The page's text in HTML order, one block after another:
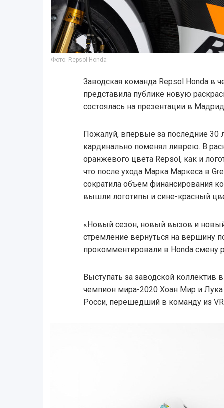
Фото: Repsol Honda
Заводская команда Repsol Honda в
представила публике новую
состоялась на презентации в
Пожалуй, впервые за последние 30
кардинально поменял ливрею. В
оранжевого цвета Repsol, как и
что после ухода Марка Маркеса в
сократила объем финансирования
вышли логотипы и сине-красный
«Новый сезон, новый вызов и
стремление вернуться на вершину
прокомментировали в Honda смену
Выступать за заводской коллектив
чемпион мира-2020 Хоан Мир и
Росси, перешедший в команду из